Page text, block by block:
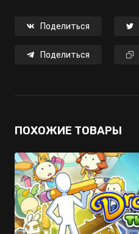
Поделиться
Поделиться
ПОХОЖИЕ ТОВАРЫ